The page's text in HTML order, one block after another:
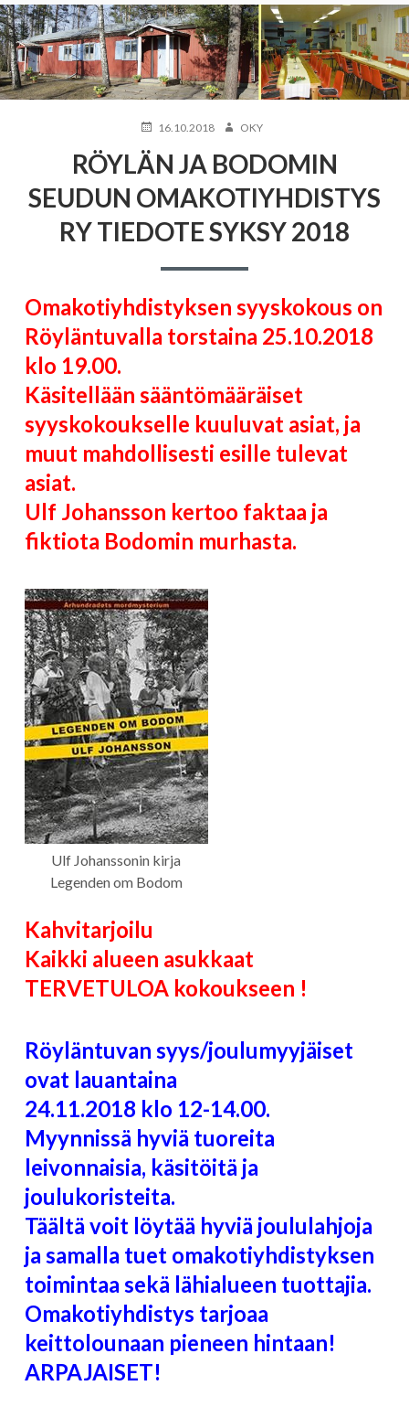
JULKAISTU
16.10.2018 KIRJOITTAJA
OKY
RÖYLÄN JA BODOMIN
SEUDUN OMAKOTIYHDISTYS
RY TIEDOTE SYKSY 2018
Omakotiyhdistyksen syyskokous on
Röyläntuvalla torstaina 25.10.2018
klo 19.00.
Käsitellään sääntömääräiset
syyskokoukselle kuuluvat asiat, ja
muut mahdollisesti esille tulevat
asiat.
Ulf Johansson kertoo faktaa ja
fiktiota Bodomin murhasta.
Ulf Johanssonin kirja
Legenden om Bodom
Kahvitarjoilu
Kaikki alueen asukkaat
TERVETULOA kokoukseen !
Röyläntuvan syys/joulumyyjäiset
ovat lauantaina
24.11.2018 klo 12-14.00.
Myynnissä hyviä tuoreita
leivonnaisia, käsitöitä ja
joulukoristeita.
Täältä voit löytää hyviä joululahjoja
ja samalla tuet omakotiyhdistyksen
toimintaa sekä lähialueen tuottajia.
Omakotiyhdistys tarjoaa
keittolounaan pieneen hintaan!
ARPAJAISET!